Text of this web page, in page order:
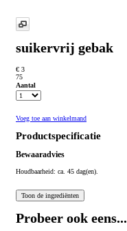
suikervrij gebak
€ 3
75
Aantal
Voeg toe aan winkelmand
Productspecificatie
Bewaaradvies
Houdbaarheid: ca. 45 dag(en).
Probeer ook eens...